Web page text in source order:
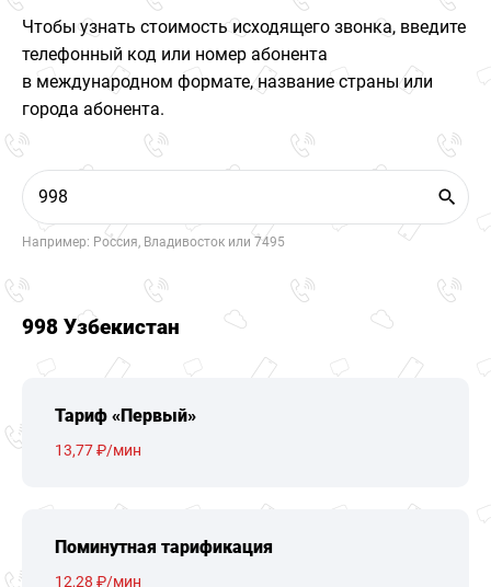
Чтобы узнать стоимость исходящего звонка, введите
телефонный код или номер абонента
в международном формате, название страны или
города абонента.
Например: Россия, Владивосток или 7495
998 Узбекистан
Тариф «Первый»
13,77 ₽/мин
Поминутная тарификация
12,28 ₽/мин